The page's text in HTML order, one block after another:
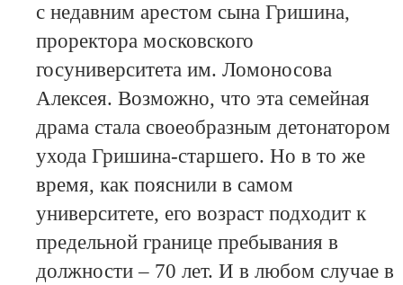
с недавним арестом сына Гришина,
проректора московского
госуниверситета им. Ломоносова
Алексея. Возможно, что эта семейная
драма стала своеобразным детонатором
ухода Гришина-старшего. Но в то же
время, как пояснили в самом
университете, его возраст подходит к
предельной границе пребывания в
должности – 70 лет. И в любом случае в